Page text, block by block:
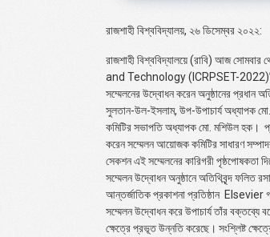
রাজশাহী বিশ্ববিদ্যালয়, ২৬ ডিসেম্বর ২০২২:
রাজশাহী বিশ্ববিদ্যালয়ে (রাবি) আজ
and Technology (ICRPSET-2022)’
সম্মেলনের উদ্বোধন করেন অনুষ্ঠানের প্রধান
সুলতান-উল-ইসলাম, উপ-উপাচার্য অধ্যাপক মো.
কমিটির সভাপতি অধ্যাপক মো. মশিউল হক।
করেন সম্মেলন আয়োজক কমিটির সাধারণ
সেকশন এই সম্মেলনের কারিগরী পৃষ্ঠপোষকতা
সম্মেলন উদ্বোধন অনুষ্ঠানে অতিথিবৃন্দ ফলিত
আন্তর্জাতিক প্রকাশনা প্রতিষ্ঠান Elsevier
সম্মেলন উদ্বোধন করে উপাচার্য তাঁর বক্তব্যে
ক্ষেত্রে প্রভূত উন্নতি করেছে। সংশ্লিষ্ট